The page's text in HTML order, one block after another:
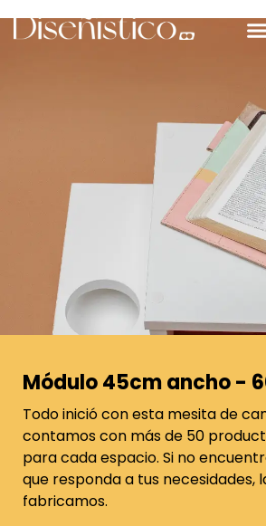
Módulo 45cm ancho -
Todo inició con esta mesita de
contamos con más de 50
para cada espacio. Si no
que responda a tus necesidades,
fabricamos.